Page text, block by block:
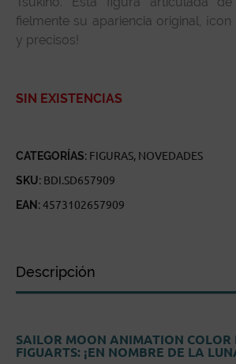
fielmente su apariencia original,
y precisos!
SIN EXISTENCIAS
CATEGORÍAS: FIGURAS, NOVEDADES
SKU: BDI.SD657909
EAN:4573102657909
Descripción
Especificaciones técnicas
SAILOR MOON ANIMATION COLOR
FIGUARTS: ¡EN NOMBRE DE LA